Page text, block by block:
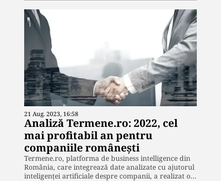
21 Aug. 2023, 16:58
Analiză Termene.ro: 2022, cel
mai profitabil an pentru
companiile românești
Termene.ro, platforma de business intelligence din
România, care integrează date analizate cu ajutorul
inteligenței artificiale despre companii, a realizat o…